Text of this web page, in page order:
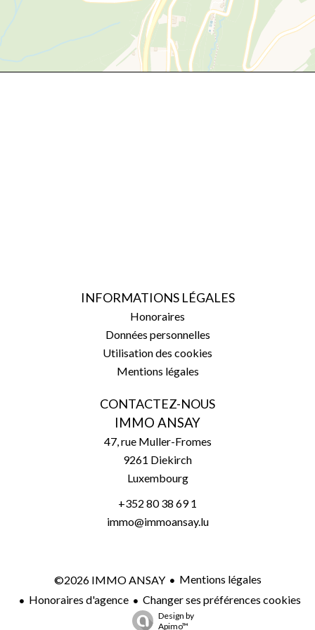
INFORMATIONS LÉGALES
Honoraires
Données personnelles
Utilisation des cookies
Mentions légales
CONTACTEZ-NOUS
IMMO ANSAY
47, rue Muller-Fromes
9261 Diekirch
Luxembourg
+352 80 38 69 1
immo@immoansay.lu
©2026 IMMO ANSAY
Mentions légales
Honoraires d'agence
Changer ses préférences cookies
Design by
Apimo™